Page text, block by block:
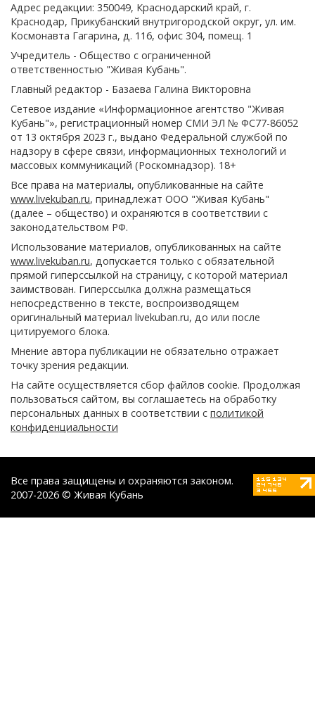
Адрес редакции: 350049, Краснодарский край, г.
Краснодар, Прикубанский внутригородской округ, ул. им.
Космонавта Гагарина, д. 116, офис 304, помещ. 1
Учредитель - Общество с ограниченной
ответственностью "Живая Кубань".
Главный редактор - Базаева Галина Викторовна
Сетевое издание «Информационное агентство "Живая
Кубань"», регистрационный номер СМИ ЭЛ № ФС77-86052
от 13 октября 2023 г., выдано Федеральной службой по
надзору в сфере связи, информационных технологий и
массовых коммуникаций (Роскомнадзор). 18+
Все права на материалы, опубликованные на сайте
www.livekuban.ru, принадлежат ООО "Живая Кубань"
(далее – общество) и охраняются в соответствии с
законодательством РФ.
Использование материалов, опубликованных на сайте
www.livekuban.ru, допускается только с обязательной
прямой гиперссылкой на страницу, с которой материал
заимствован. Гиперссылка должна размещаться
непосредственно в тексте, воспроизводящем
оригинальный материал livekuban.ru, до или после
цитируемого блока.
Мнение автора публикации не обязательно отражает
точку зрения редакции.
На сайте осуществляется сбор файлов cookie. Продолжая
пользоваться сайтом, вы соглашаетесь на обработку
персональных данных в соответствии с политикой
конфиденциальности
Все права защищены и охраняются законом.
2007-2026 © Живая Кубань